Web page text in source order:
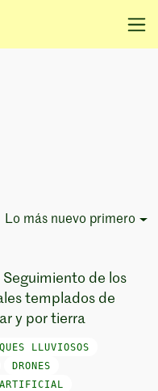
Lo más nuevo primero
Seguimiento de los
templados de
y por tierra
LLUVIOSOS
DRONES